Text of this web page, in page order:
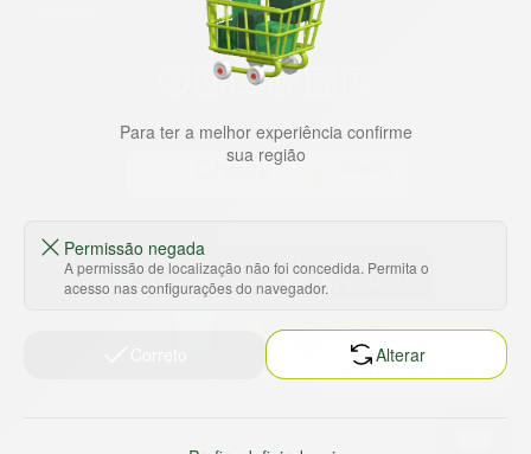
HORTUS COMERCIO DE ALIMENTOS S.A
CNPJ: 09.000.493/0002-15
Termos de serviço
Para ter a melhor experiência confirme
sua região
Permissão negada
A permissão de localização não foi concedida. Permita o
acesso nas configurações do navegador.
Alterar